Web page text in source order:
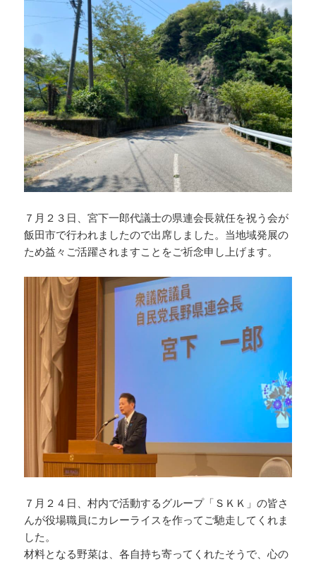
７月２３日、宮下一郎代議士の県連会長就任を祝う会が
飯田市で行われましたので出席しました。当地域発展の
ため益々ご活躍されますことをご祈念申し上げます。
７月２４日、村内で活動するグループ「ＳＫＫ」の皆さ
んが役場職員にカレーライスを作ってご馳走してくれま
した。
材料となる野菜は、各自持ち寄ってくれたそうで、心の